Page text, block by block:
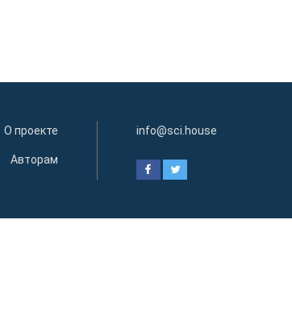
О проекте
Авторам
info@sci.house